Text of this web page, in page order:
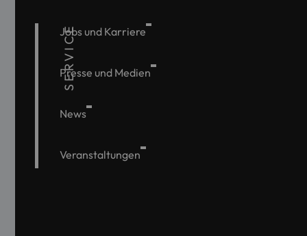
SERVICE
Jobs und Karriere
Presse und Medien
News
Veranstaltungen